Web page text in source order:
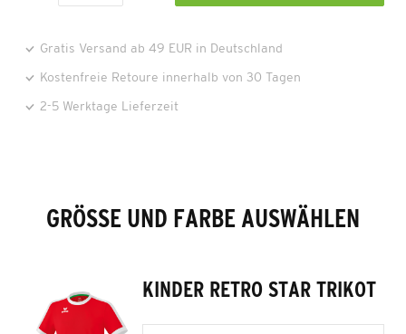
Gratis Versand ab 49 EUR in Deutschland
Kostenfreie Retoure innerhalb von 30 Tagen
2-5 Werktage Lieferzeit
GRÖSSE UND FARBE AUSWÄHLEN
KINDER RETRO STAR TRIKOT